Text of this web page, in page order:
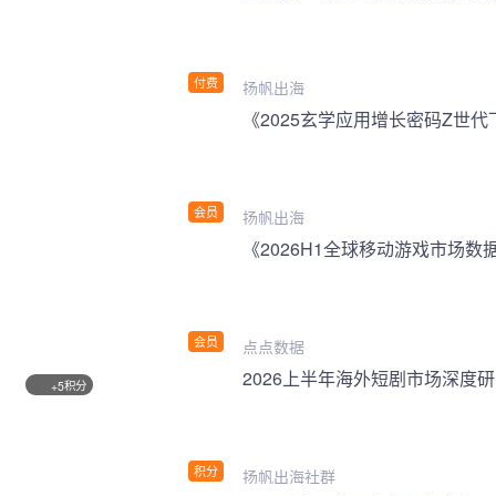
付费 扬帆出海
会员
《2025玄学应用增长密码Z世
扬帆出海
会员
《2026H1全球移动游戏市场数
点点数据
+5积分
积分
2026上半年海外短剧市场深度
扬帆出海社群